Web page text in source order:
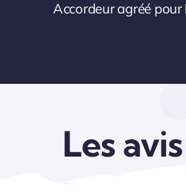
Accordeur agréé
Les